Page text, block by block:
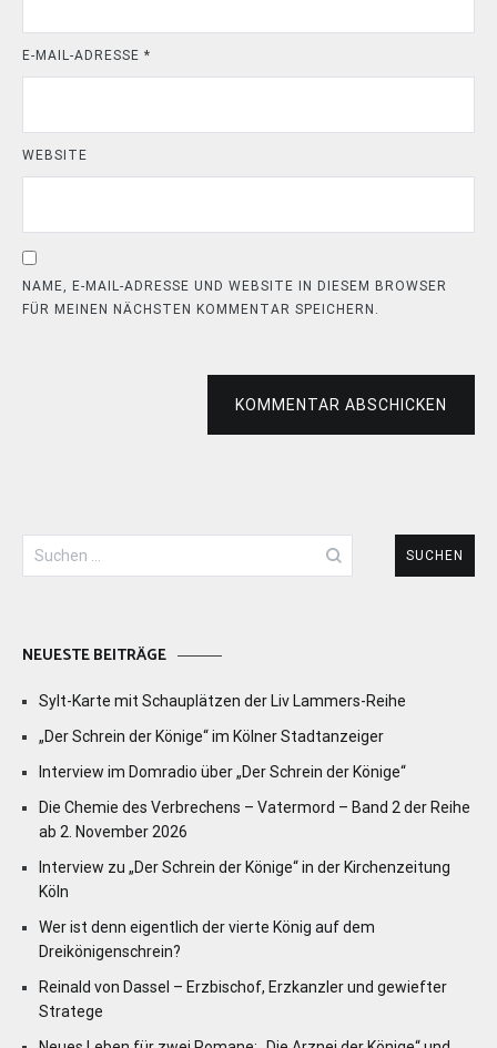
E-MAIL-ADRESSE *
WEBSITE
NAME, E-MAIL-ADRESSE UND WEBSITE IN DIESEM BROWSER
FÜR MEINEN NÄCHSTEN KOMMENTAR SPEICHERN.
KOMMENTAR ABSCHICKEN
Suchen
nach:
NEUESTE BEITRÄGE
Sylt-Karte mit Schauplätzen der Liv Lammers-Reihe
„Der Schrein der Könige“ im Kölner Stadtanzeiger
Interview im Domradio über „Der Schrein der Könige“
Die Chemie des Verbrechens – Vatermord – Band 2 der Reihe
ab 2. November 2026
Interview zu „Der Schrein der Könige“ in der Kirchenzeitung
Köln
Wer ist denn eigentlich der vierte König auf dem
Dreikönigenschrein?
Reinald von Dassel – Erzbischof, Erzkanzler und gewiefter
Stratege